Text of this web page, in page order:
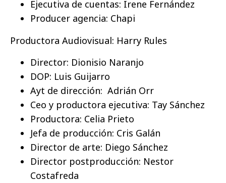
Ejecutiva de cuentas: Irene Fernández
Producer agencia: Chapi
Productora Audiovisual: Harry Rules
Director: Dionisio Naranjo
DOP: Luis Guijarro
Ayt de dirección: Adrián Orr
Ceo y productora ejecutiva: Tay Sánchez
Productora: Celia Prieto
Jefa de producción: Cris Galán
Director de arte: Diego Sánchez
Director postproducción: Nestor
Costafreda